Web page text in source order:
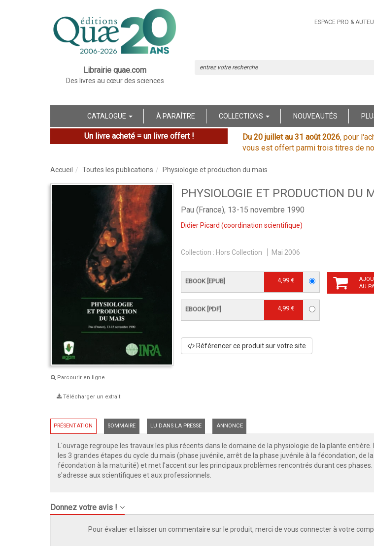
Librairie quae.com
Des livres au cœur des sciences
ESPACE PRO &
CATALOGUE À PARAÎTRE COLLECTIONS NOUVEAUTÉS
Un livre acheté = un livre offert ! Du 20 juillet au 31 août 2026, pour
vous est offert parmi trois titres de
Accueil Toutes les publications Physiologie et production du maïs
Parcourir en ligne
Télécharger un extrait
PHYSIOLOGIE ET PRODUCTION DU
Pau (France), 13-15 novembre 1990
Didier Picard (coordination scientifique)
Collection : Hors Collection Mai 2006
EBOOK [EPUB] 4,99 €
EBOOK [PDF] 4,99 €
AU
Référencer ce produit sur votre site
PRÉSENTATION SOMMAIRE LU DANS LA PRESSE ANNONCE
L'ouvrage regroupe les travaux les plus récents dans le domaine de la physiologie de la plante entière.
les 3 grandes étapes du cycle du maïs (phase juvénile, arrêt de la phase juvénile à la fécondation, de la
fécondation à la maturité) et met l'accent sur les principaux problèmes rencontrés durant ces phases.
s'adresse aux scientifiques et aux professionnels.
Donnez votre avis !
Pour évaluer et laisser un commentaire sur le produit, merci de vous connecter à votre